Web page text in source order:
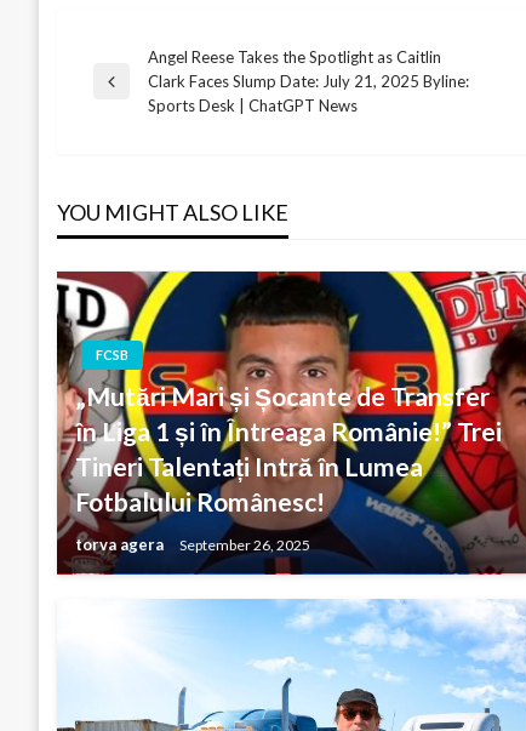
Post
Previous
Angel Reese Takes the Spotlight as Caitlin
Clark Faces Slump Date: July 21, 2025 Byline:
Sports Desk | ChatGPT News
YOU MIGHT ALSO LIKE
FCSB
„Mutări Mari și Șocante de Transfer
în Liga 1 și în Întreaga Românie!” Trei
Tineri Talentați Intră în Lumea
Fotbalului Românesc!
torva agera September 26, 2025